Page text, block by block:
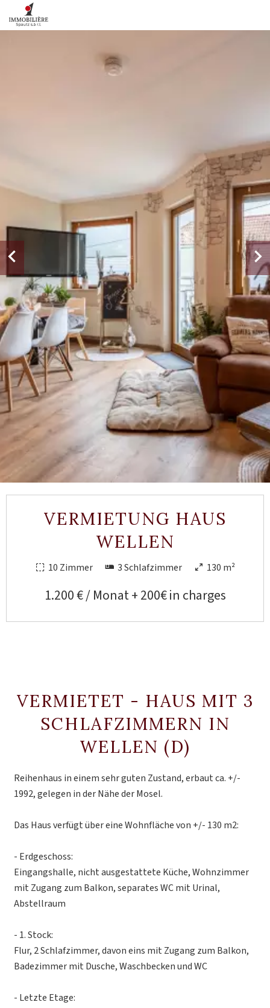
VERMIETUNG HAUS
WELLEN
10 Zimmer 3 Schlafzimmer 130 m²
1.200 € / Monat + 200€ in charges
VERMIETET - HAUS MIT 3
SCHLAFZIMMERN IN
WELLEN (D)
Reihenhaus in einem sehr guten Zustand, erbaut ca. +/-
1992, gelegen in der Nähe der Mosel.
Das Haus verfügt über eine Wohnfläche von +/- 130 m2:
- Erdgeschoss:
Eingangshalle, nicht ausgestattete Küche, Wohnzimmer
mit Zugang zum Balkon, separates WC mit Urinal,
Abstellraum
- 1. Stock:
Flur, 2 Schlafzimmer, davon eins mit Zugang zum Balkon,
Badezimmer mit Dusche, Waschbecken und WC
- Letzte Etage: